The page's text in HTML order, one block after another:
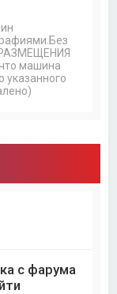
РАЗМЕЩЕНИЯ
машина
указанного
с фарума